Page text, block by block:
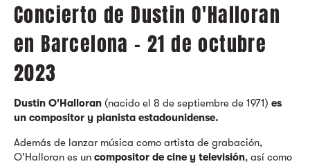
Concierto de Dustin O'Halloran
en Barcelona - 21 de octubre
2023
Dustin O'Halloran (nacido el 8 de septiembre de 1971) es
un compositor y pianista estadounidense.
Además de lanzar música como artista de grabación,
O'Halloran es un compositor de cine y televisión, así como